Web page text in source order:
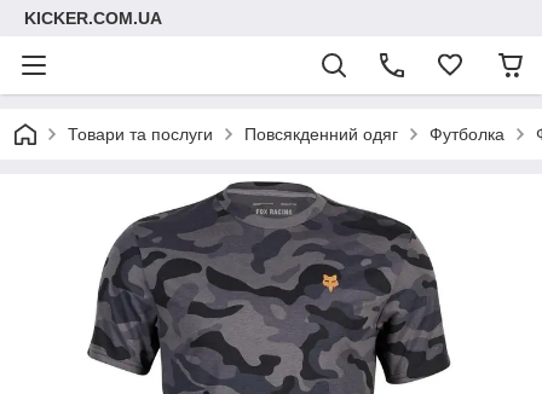
KICKER.COM.UA
Товари та послуги Повсякденний одяг Футболка